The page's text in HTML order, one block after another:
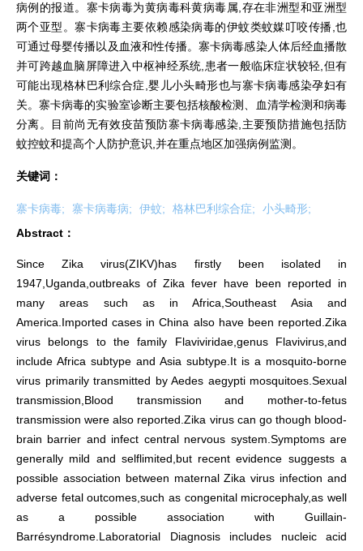
病例的报道。寨卡病毒为黄病毒科黄病毒属,存在非洲型和亚洲型
两个亚型。寨卡病毒主要依赖感染病毒的伊蚊类蚊媒叮咬传播,也
可通过母婴传播以及血液和性传播。寨卡病毒感染人体后经血播散
并可跨越血脑屏障进入中枢神经系统,患者一般临床症状较轻,但有
可能出现格林巴利综合症,婴儿小头畸形也与寨卡病毒感染孕妇有
关。寨卡病毒的实验室诊断主要包括核酸检测、血清学检测和病毒
分离。目前尚无有效疫苗预防寨卡病毒感染,主要预防措施包括防
蚊控蚊和提高个人防护意识,并在重点地区加强病例监测。
关键词：
寨卡病毒; 寨卡病毒病; 伊蚊; 格林巴利综合症;
小头畸形;
Abstract：
Since Zika virus(ZIKV)has firstly been isolated in
1947,Uganda,outbreaks of Zika fever have been reported in
many areas such as in Africa,Southeast Asia and
America.Imported cases in China also have been reported.Zika
virus belongs to the family Flaviviridae,genus Flavivirus,and
include Africa subtype and Asia subtype.It is a mosquito-borne
virus primarily transmitted by Aedes aegypti mosquitoes.Sexual
transmission,Blood transmission and mother-to-fetus
transmission were also reported.Zika virus can go though blood-
brain barrier and infect central nervous system.Symptoms are
generally mild and selflimited,but recent evidence suggests a
possible association between maternal Zika virus infection and
adverse fetal outcomes,such as congenital microcephaly,as well
as a possible association with Guillain-
Barrésyndrome.Laboratorial Diagnosis includes nucleic acid